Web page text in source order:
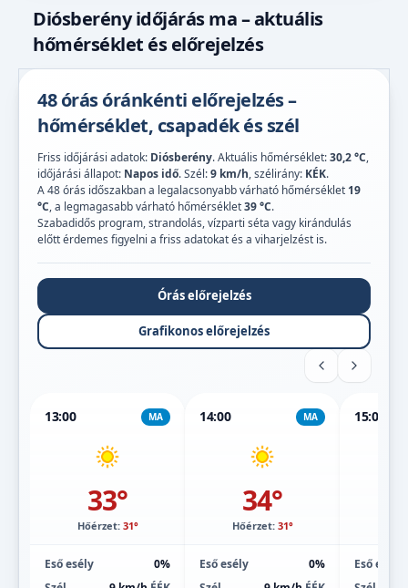
Diósberény időjárás ma – aktuális
hőmérséklet és előrejelzés
48 órás óránkénti előrejelzés –
hőmérséklet, csapadék és szél
Friss időjárási adatok: Diósberény. Aktuális hőmérséklet:30,2 °C,
időjárási állapot: Napos idő. Szél:9 km/h, szélirány: KÉK.
A 48 órás időszakban a legalacsonyabb várható hőmérséklet 19
°C, a legmagasabb várható hőmérséklet39 °C.
Szabadidős program, strandolás, vízparti séta vagy kirándulás
előtt érdemes figyelni a friss adatokat és a viharjelzést is.
Órás előrejelzés
Grafikonos előrejelzés
13:00 MA
33°
Hőérzet: 31°
Eső esély
0%
14:00 MA
34°
Hőérzet: 31°
Eső esély
0%
15:00
Eső esély